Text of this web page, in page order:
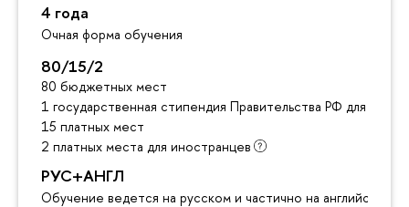
4 года
Очная форма обучения
80/15/2
80 бюджетных мест
1 государственная стипендия Правительства РФ для
15 платных мест
2 платных места для иностранцев
РУС+АНГЛ
Обучение ведется на русском и частично на английском